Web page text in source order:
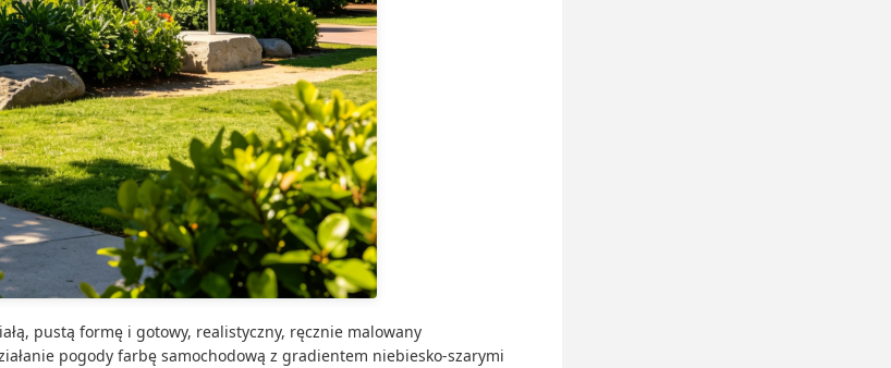
pustą formę i gotowy, realistyczny, ręcznie malowany
pogody farbę samochodową z gradientem niebiesko-szarymi